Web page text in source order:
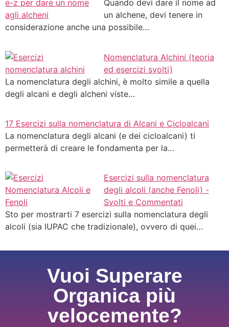
Quando devi dare il nome ad
un alchene, devi tenere in
considerazione anche una possibile…
Nomenclatura Alchini (teoria
ed esercizi svolti)
La nomenclatura degli alchini, è molto simile a quella
degli alcani e degli alcheni viste…
17 Esercizi sulla nomenclatura di Alcani e Cicloalcani
La nomenclatura degli alcani (e dei cicloalcani) ti
permetterà di creare le fondamenta per la…
Esercizi sulla nomenclatura
degli alcoli (anche Fenoli) -
Svolti e Commentati
Sto per mostrarti 7 esercizi sulla nomenclatura degli
alcoli (sia IUPAC che tradizionale), ovvero di quei…
Vuoi Superare
Organica più
velocemente?